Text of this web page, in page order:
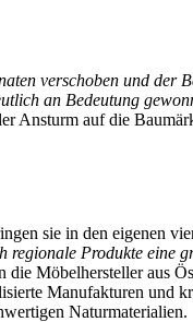
verschoben und der
an Bedeutung
Ansturm auf die
sie in den eigenen
regionale Produkte eine
Möbelhersteller aus
Manufakturen und
Naturmaterialien.